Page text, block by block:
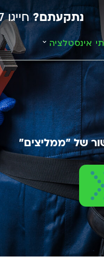
נתקעתם?חייגו 24/7
אינסטלציה
של "ממליצים"